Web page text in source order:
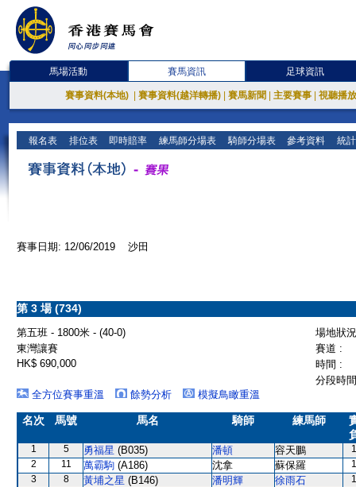
馬場活動 賽馬資訊 足球資訊
賽事資料(本地) 賽事資料(越洋轉播) 賽馬新聞 主要賽事 視聽播
報名表 排位表 即時賠率 練馬師分場表 騎師分場表 參考資料 統
賽事日期: 12/06/2019 沙田
第 3 場 (734)
第五班 - 1800米 - (40-0)
場地狀
東灣讓賽
賽道 :
HK$ 690,000
時間 :
分段時
全方位賽事重溫
餘勢分析 模擬鳥瞰重溫
名次 馬號 馬名 騎師 練馬師
1 5 勇福星 (B035) 潘頓 容天鵬
2
11 萬霸駒 (A186) 沈拿 蘇保羅
3
8 黃埔之星 (B146) 潘明輝 徐雨石